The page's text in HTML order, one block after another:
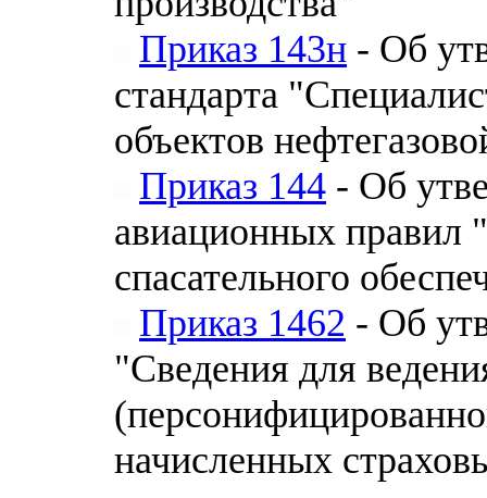
Приказ 143н - Об
стандарта
объектов
Приказ 144 - Об
авиационных правил
спасательного
Приказ 1462 - Об
"Сведения для
начисленных